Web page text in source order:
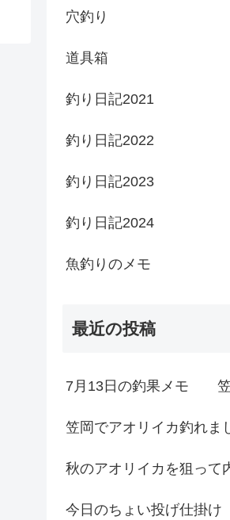
穴釣り
道具箱
釣り日記2021
釣り日記2022
釣り日記2023
釣り日記2024
魚釣りのメモ
最近の投稿
7月13日の釣果メモ 笠
笠岡でアオリイカ釣れま
秋のアオリイカを狙って
今日のちょい投げ仕掛け